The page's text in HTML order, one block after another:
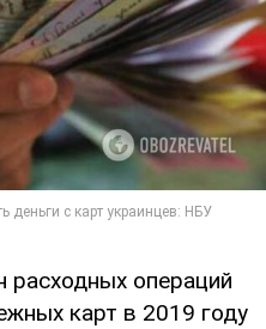
расходных операций
карт в 2019 году